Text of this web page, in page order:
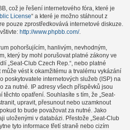
což je řešení internetového fóra, které je
License“ a které je možno stáhnout z
pouze zprostředkovává internetové diskuze.
http://www.phpbb.com/.
pohoršujícím, hanlivým, nevhodným,
který by mohl porušovat platné zákony ve
„Seat-Club Czech Rep.“, nebo platné
vést k okamžitému a trvalému vykázání
poskytovatele internetových služeb (ISP) na
za nutné. IP adresy všech příspěvků jsou
opatření. Souhlasíte s tím, že „Seat-
upravit, přesunout nebo uzamknout
to bude považovat za nutné. Jako
uloženými v databázi. Přestože „Seat-Club
tyto informace třetí straně nebo cizím